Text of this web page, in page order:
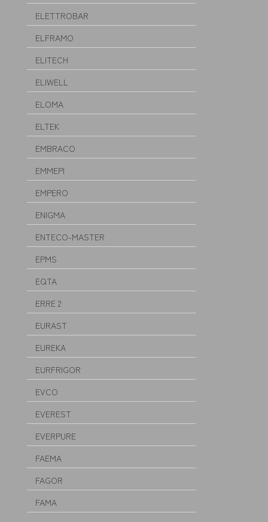
ELETTROBAR
ELFRAMO
ELITECH
ELIWELL
ELOMA
ELTEK
EMBRACO
EMMEPI
EMPERO
ENIGMA
ENTECO-MASTER
EPMS
EQTA
ERRE 2
EURAST
EUREKA
EURFRIGOR
EVCO
EVEREST
EVERPURE
FAEMA
FAGOR
FAMA